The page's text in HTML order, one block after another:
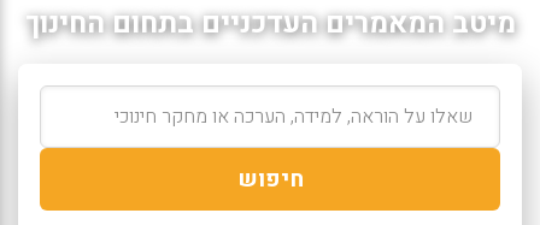
מיטב המאמרים העדכניים בתחום החינוך
חיפוש